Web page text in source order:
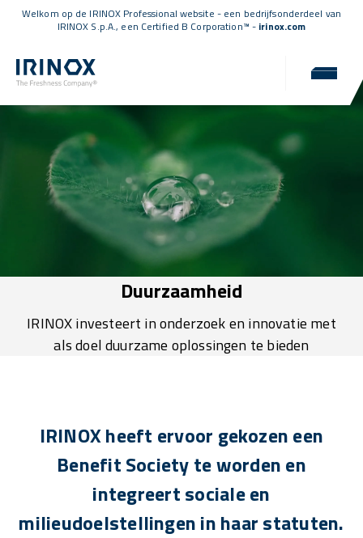
Welkom op de IRINOX Professional website - een bedrijfsonderdeel van
IRINOX S.p.A., een Certified B Corporation™ - irinox.com
Duurzaamheid
IRINOX investeert in onderzoek en innovatie met
als doel duurzame oplossingen te bieden
IRINOX heeft ervoor gekozen een
Benefit Society te worden en
integreert sociale en
milieudoelstellingen in haar statuten.